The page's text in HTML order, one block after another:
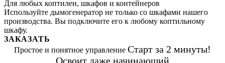
Для любых коптилен, шкафов и контейнеров
Используйте дымогенератор не только со шкафами нашего
производства. Вы подключите его к любому коптильному
шкафу.
ЗАКАЗАТЬ
Простое и понятное управление Старт за 2 минуты!
Освоит даже начинающий